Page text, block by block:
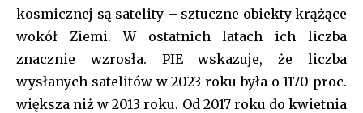
kosmicznej są satelity – sztuczne obiekty krążące
wokół Ziemi. W ostatnich latach ich liczba
znacznie wzrosła. PIE wskazuje, że liczba
wysłanych satelitów w 2023 roku była o 1170 proc.
większa niż w 2013 roku. Od 2017 roku do kwietnia